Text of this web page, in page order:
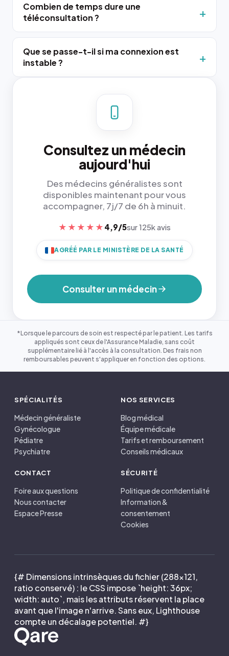
Combien de temps dure une
téléconsultation ?
Que se passe-t-il si ma connexion est
instable ?
Consultez un médecin
aujourd'hui
Des médecins généralistes sont
disponibles maintenant pour vous
accompagner, 7j/7 de 6h à minuit.
★★★★★ 4,9/5sur 125k avis
AGRÉÉ PAR LE MINISTÈRE DE LA SANTÉ
Consulter un médecin
*Lorsque le parcours de soin est respecté par le patient. Les tarifs
appliqués sont ceux de l'Assurance Maladie, sans coût
supplémentaire lié à l'accès à la consultation. Des frais non
remboursables peuvent s'appliquer en fonction des options.
SPÉCIALITÉS
Médecin généraliste
Gynécologue
Pédiatre
Psychiatre
NOS SERVICES
Blog médical
Équipe médicale
Tarifs et remboursement
Conseils médicaux
CONTACT
Foire aux questions
Nous contacter
Espace Presse
SÉCURITÉ
Politique de confidentialité
Information &
consentement
Cookies
{# Dimensions intrinsèques du fichier (288×121,
ratio conservé) : le CSS impose `height: 36px;
width: auto`, mais les attributs réservent la place
avant que l'image n'arrive. Sans eux, Lighthouse
compte un décalage potentiel. #}